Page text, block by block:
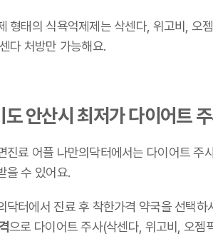
형태의 식욕억제제는 삭센다, 위고비, 오
다 처방만 가능해요.
도 안산시 최저가 다이어트
진료 어플 나만의닥터에서는 다이어트 주
을 수 있어요.
닥터에서 진료 후 착한가격 약국을 선택하
으로 다이어트 주사(삭센다, 위고비, 오젬